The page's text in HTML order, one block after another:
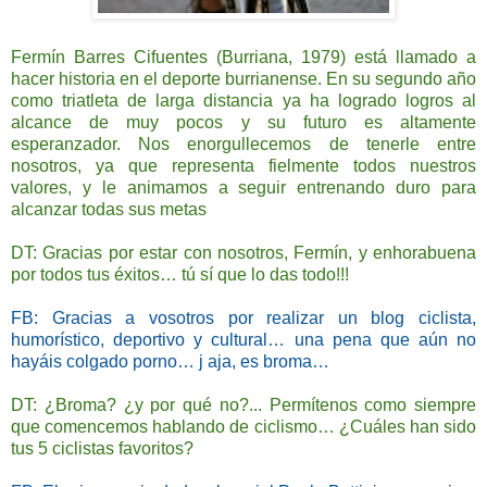
Fermín Barres Cifuentes (Burriana, 1979) está llamado a
hacer historia en el deporte burrianense. En su segundo año
como triatleta de larga distancia ya ha logrado logros al
alcance de muy pocos y su futuro es altamente
esperanzador. Nos enorgullecemos de tenerle entre
nosotros, ya que representa fielmente todos nuestros
valores, y le animamos a seguir entrenando duro para
alcanzar todas sus metas
DT: Gracias por estar con nosotros, Fermín, y enhorabuena
por todos tus éxitos… tú sí que lo das todo!!!
FB: Gracias a vosotros por realizar un blog ciclista,
humorístico, deportivo y cultural… una pena que aún no
hayáis colgado porno… j aja, es broma…
DT: ¿Broma? ¿y por qué no?... Permítenos como siempre
que comencemos hablando de ciclismo… ¿Cuáles han sido
tus 5 ciclistas favoritos?